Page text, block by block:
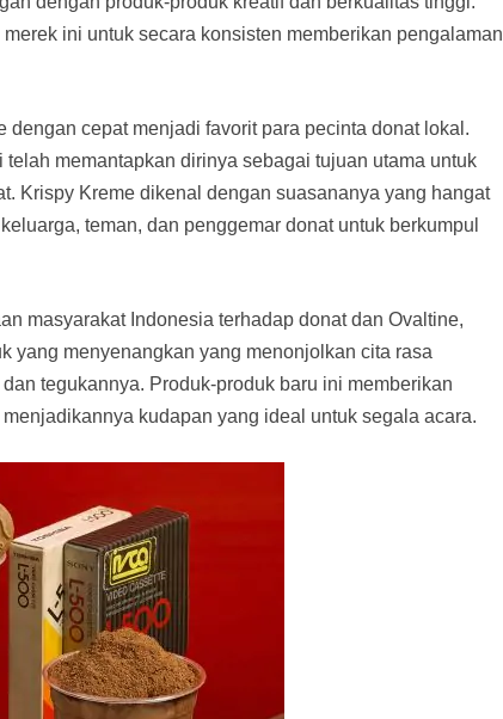
ini untuk secara konsisten memberikan pengalaman
cepat menjadi favorit para pecinta donat lokal.
memantapkan dirinya sebagai tujuan utama untuk
Krispy Kreme dikenal dengan suasananya yang hangat
teman, dan penggemar donat untuk berkumpul
masyarakat Indonesia terhadap donat dan Ovaltine,
yang menyenangkan yang menonjolkan cita rasa
tegukannya. Produk-produk baru ini memberikan
kudapan yang ideal untuk segala acara.